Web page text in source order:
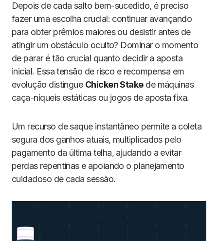
Depois de cada salto bem-sucedido, é preciso
fazer uma escolha crucial: continuar avançando
para obter prêmios maiores ou desistir antes de
atingir um obstáculo oculto? Dominar o momento
de parar é tão crucial quanto decidir a aposta
inicial. Essa tensão de risco e recompensa em
evolução distingue Chicken Stakede máquinas
caça-níqueis estáticas ou jogos de aposta fixa.
Um recurso de saque instantâneo permite a coleta
segura dos ganhos atuais, multiplicados pelo
pagamento da última telha, ajudando a evitar
perdas repentinas e apoiando o planejamento
cuidadoso de cada sessão.